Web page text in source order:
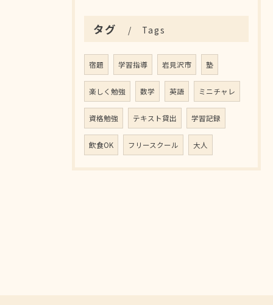
タグ Tags
宿題 学習指導 岩見沢市 塾
楽しく勉強 数学 英語 ミニチャレ
資格勉強 テキスト貸出 学習記録
飲食OK フリースクール 大人